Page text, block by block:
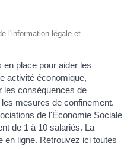
l'information légale et
place pour aider les
activité économique,
les conséquences de
mesures de confinement.
de l'Économie Sociale
de 1 à 10 salariés. La
en ligne. Retrouvez ici toutes